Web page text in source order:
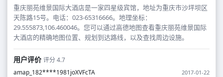
重庆丽苑维景国际大酒店是一家四星级宾馆，地址为重庆市沙坪坝区
天陈路15号。电话：023-65316666。地理坐标：
29.555873,106.460046。您可以通过高德地图查看重庆丽苑维景国际
大酒店的精确地图位置、规划到达路线，以及查找周边设施。
用户评价评分 4.7
amap_182****1981joXVFcTA
2017-01-22